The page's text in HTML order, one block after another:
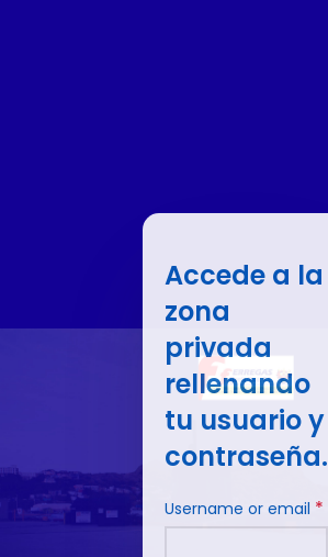
Accede a la
zona
privada
rellenando
tu usuario y
contraseña.
Username or email *